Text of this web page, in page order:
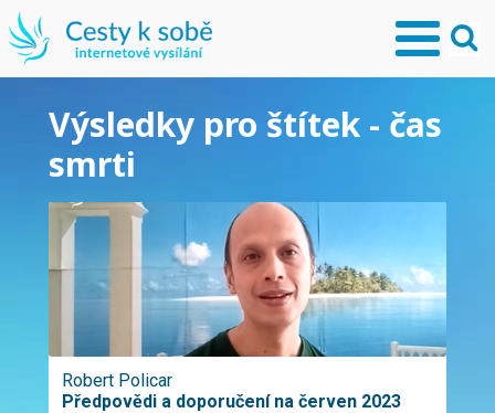
Výsledky pro štítek - čas
smrti
Robert Policar
Předpovědi a doporučení na červen 2023